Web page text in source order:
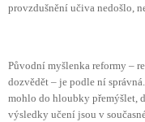
provzdušnění učiva nedošlo,
Původní myšlenka reformy –
dozvědět – je podle ní
mohlo do hloubky přemýšlet,
výsledky učení jsou v